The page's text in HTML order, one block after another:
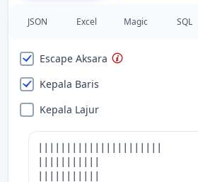
JSON Excel Magic SQL
Escape Aksara
Kepala Baris
Kepala Lajur